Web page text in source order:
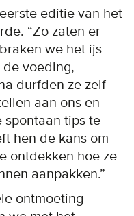
editie van het
“Zo zaten er
we het ijs
voeding,
durfden ze zelf
aan ons en
spontaan tips te
hen de kans om
ontdekken hoe ze
aanpakken.”
ontmoeting